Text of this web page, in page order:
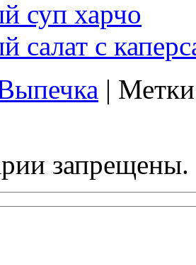
суп харчо
салат с
|
запрещены.